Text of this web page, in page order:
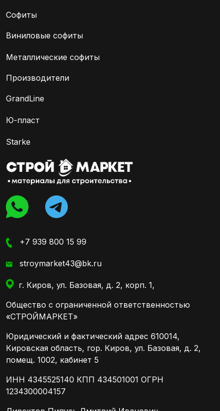
Софиты
Виниловые софиты
Металлические софиты
Производители
GrandLine
Ю-пласт
Starke
+7 939 800 15 99
stroymarket43@bk.ru
г. Киров, ул. Базовая, д. 2, корп. 1,
Общество с ограниченной ответственностью
«СТРОЙМАРКЕТ»
Юридический и фактический адрес 610014,
Кировская область, гор. Киров, ул. Базовая, д. 2,
помещ. 1002, кабинет 5
ИНН 4345525140 КПП 434501001 ОГРН
1234300004157